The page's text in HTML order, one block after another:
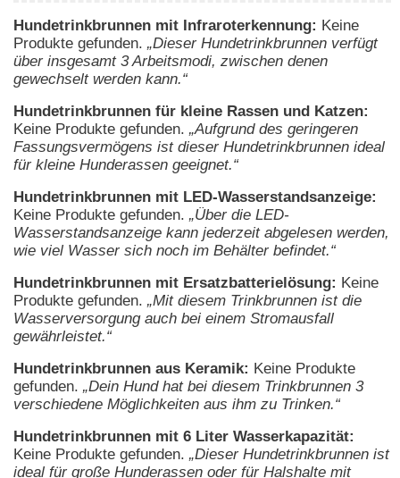
Hundetrinkbrunnen mit Infraroterkennung: Keine
Produkte gefunden. „Dieser Hundetrinkbrunnen verfügt
über insgesamt 3 Arbeitsmodi, zwischen denen
gewechselt werden kann.“
Hundetrinkbrunnen für kleine Rassen und Katzen:
Keine Produkte gefunden. „Aufgrund des geringeren
Fassungsvermögens ist dieser Hundetrinkbrunnen ideal
für kleine Hunderassen geeignet.“
Hundetrinkbrunnen mit LED-Wasserstandsanzeige:
Keine Produkte gefunden. „Über die LED-
Wasserstandsanzeige kann jederzeit abgelesen werden,
wie viel Wasser sich noch im Behälter befindet.“
Hundetrinkbrunnen mit Ersatzbatterielösung: Keine
Produkte gefunden. „Mit diesem Trinkbrunnen ist die
Wasserversorgung auch bei einem Stromausfall
gewährleistet.“
Hundetrinkbrunnen aus Keramik: Keine Produkte
gefunden. „Dein Hund hat bei diesem Trinkbrunnen 3
verschiedene Möglichkeiten aus ihm zu Trinken.“
Hundetrinkbrunnen mit 6 Liter Wasserkapazität:
Keine Produkte gefunden. „Dieser Hundetrinkbrunnen ist
ideal für große Hunderassen oder für Halshalte mit